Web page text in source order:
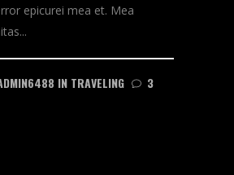
epicurei mea et. Mea
IN TRAVELING
3